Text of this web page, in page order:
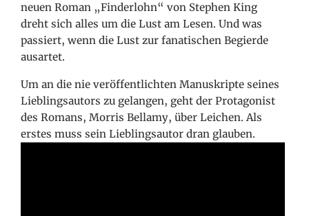
neuen Roman „Finderlohn“ von Stephen King
drehtsich alles um die Lust am Lesen. Und was
passiert, wenn die Lust zur fanatischen Begierde
ausartet.
Um an die nie veröffentlichten Manuskripte seines
Lieblingsautors zu gelangen, geht der Protagonist
des Romans, Morris Bellamy, über Leichen. Als
erstes muss sein Lieblingsautor dran glauben.